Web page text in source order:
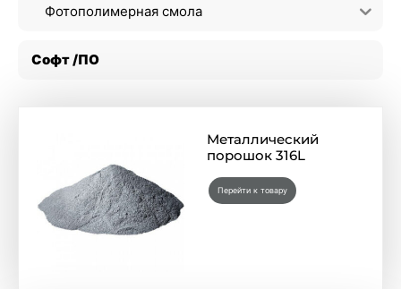
Фотополимерная смола
Софт /ПО
Металлический
порошок 316L
Перейти к товару